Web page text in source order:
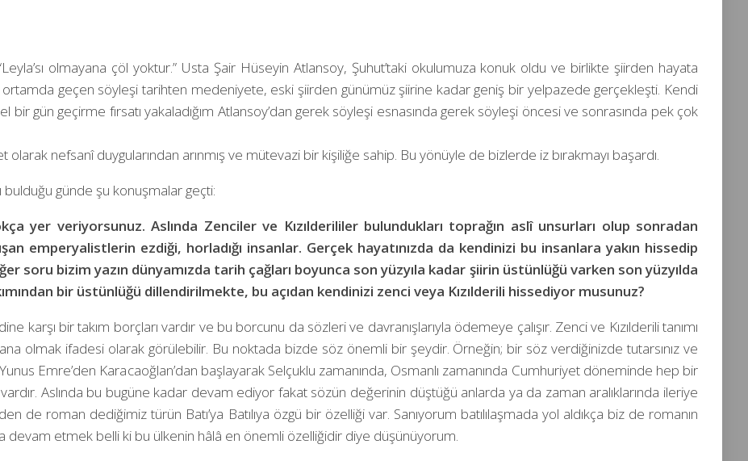
olmayana çöl yoktur.” Usta Şair Hüseyin Atlansoy, Şuhut’taki okulumuza konuk oldu ve birlikte şiirden hayata
geçen söyleşi tarihten medeniyete, eski şiirden günümüz şiirine kadar geniş bir yelpazede gerçekleşti. Kendi
gün geçirme fırsatı yakaladığım Atlansoy’dan gerek söyleşi esnasında gerek söyleşi öncesi ve sonrasında pek çok
nefsanî duygularından arınmış ve mütevazi bir kişiliğe sahip. Bu yönüyle de bizlerde iz bırakmayı başardı.
günde şu konuşmalar geçti:
yer veriyorsunuz. Aslında Zenciler ve Kızılderililer bulundukları toprağın aslî unsurları olup sonradan
emperyalistlerin ezdiği, horladığı insanlar. Gerçek hayatınızda da kendinizi bu insanlara yakın hissedip
soru bizim yazın dünyamızda tarih çağları boyunca son yüzyıla kadar şiirin üstünlüğü varken son yüzyılda
bir üstünlüğü dillendirilmekte, bu açıdan kendinizi zenci veya Kızılderili hissediyor musunuz?
karşı bir takım borçları vardır ve bu borcunu da sözleri ve davranışlarıyla ödemeye çalışır. Zenci ve Kızılderili tanımı
olmak ifadesi olarak görülebilir. Bu noktada bizde söz önemli bir şeydir. Örneğin; bir söz verdiğinizde tutarsınız ve
Emre’den Karacaoğlan’dan başlayarak Selçuklu zamanında, Osmanlı zamanında Cumhuriyet döneminde hep bir
Aslında bu bugüne kadar devam ediyor fakat sözün değerinin düştüğü anlarda ya da zaman aralıklarında ileriye
de roman dediğimiz türün Batı’ya Batılıya özgü bir özelliği var. Sanıyorum batılılaşmada yol aldıkça biz de romanın
devam etmek belli ki bu ülkenin hâlâ en önemli özelliğidir diye düşünüyorum.